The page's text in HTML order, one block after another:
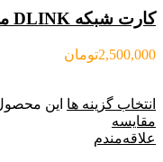
کارت شبکه DLINK مدلDLINK DGE-560T
2,500,000تومان
انتخاب گزینه ها این
مقایسه
علاقه‌مندم